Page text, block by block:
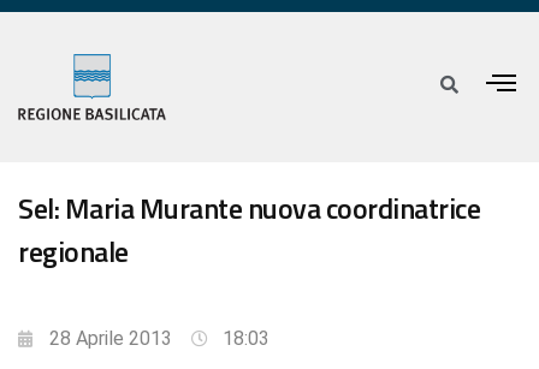
Sel: Maria Murante nuova coordinatrice
regionale
28 Aprile 2013 18:03